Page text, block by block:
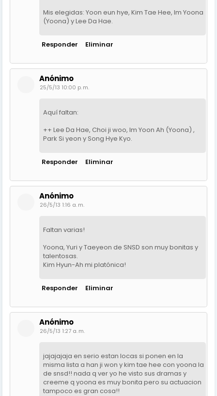
Mis elegidas: Yoon eun hye, Kim Tae Hee, Im Yoona
(Yoona) y Lee Da Hae.
Responder Eliminar
Anónimo
25/5/13 10:00 p. m.
Aquí faltan:
++ Lee Da Hae, Choi ji woo, Im Yoon Ah (Yoona) ,
Park Si yeon y Song Hye Kyo.
Responder Eliminar
Anónimo
26/5/13 1:16 a. m.
Faltan varias!
Yoona, Yuri y Taeyeon de SNSD son muy bonitas y
talentosas.
Kim Hyun-Ah mi platónica!
Responder Eliminar
Anónimo
26/5/13 1:27 a. m.
jajajajaja en serio estan locas si ponen en la
misma lista a han ji won y kim tae hee con yoona la
de snsd!! nada q ver yo he visto sus dramas y
creeme q yoona es muy bonita pero su actuacion
tampoco es gran cosa!!